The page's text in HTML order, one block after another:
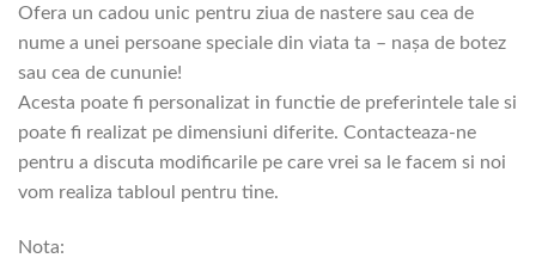
Ofera un cadou unic pentru ziua de nastere sau cea de
nume a unei persoane speciale din viata ta – nașa de botez
sau cea de cununie!
Acesta poate fi personalizat in functie de preferintele tale si
poate fi realizat pe dimensiuni diferite. Contacteaza-ne
pentru a discuta modificarile pe care vrei sa le facem si noi
vom realiza tabloul pentru tine.
Nota: